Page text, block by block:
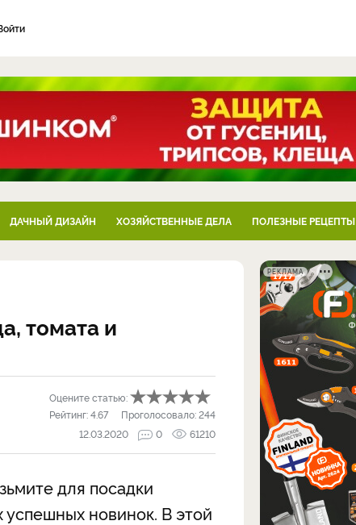
ДАЧНЫЙ ДИЗАЙН ХОЗЯЙСТВЕННЫЕ ДЕЛА ПОЛЕЗНЫЕ РЕЦЕПТЫ
томата и
Оцените статью:
Рейтинг:4.67 Проголосовало:244
12.03.2020
0 61210
для посадки
новинок. В этой
РЕКЛАМА